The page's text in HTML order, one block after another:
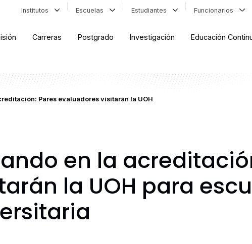
Institutos Escuelas Estudiantes Funcionarios
Carreras Postgrado Investigación Educación
Pares evaluadores visitarán la UOH
en la
la UOH para